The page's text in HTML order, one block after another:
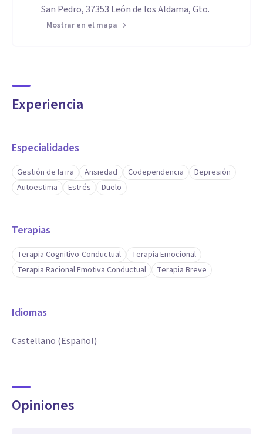
San Pedro, 37353 León de los Aldama, Gto.
Mostrar en el mapa
Experiencia
Especialidades
Gestión de la ira Ansiedad Codependencia
Depresión
Autoestima
Estrés Duelo
Terapias
Terapia Cognitivo-Conductual
Terapia Emocional
Terapia Racional Emotiva Conductual
Terapia Breve
Idiomas
Castellano (Español)
Opiniones